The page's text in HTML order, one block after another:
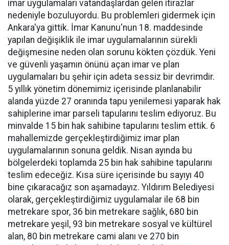
imar uygulamaları vatandaşlardan gelen itirazlar
nedeniyle bozuluyordu. Bu problemleri gidermek için
Ankara'ya gittik. İmar Kanunu'nun 18. maddesinde
yapılan değişiklik ile imar uygulamalarının sürekli
değişmesine neden olan sorunu kökten çözdük. Yeni
ve güvenli yaşamın önünü açan imar ve plan
uygulamaları bu şehir için adeta sessiz bir devrimdir.
5 yıllık yönetim dönemimiz içerisinde planlanabilir
alanda yüzde 27 oranında tapu yenilemesi yaparak hak
sahiplerine imar parseli tapularını teslim ediyoruz. Bu
minvalde 15 bin hak sahibine tapularını teslim ettik. 6
mahallemizde gerçekleştirdiğimiz imar plan
uygulamalarının sonuna geldik. Nisan ayında bu
bölgelerdeki toplamda 25 bin hak sahibine tapularını
teslim edeceğiz. Kısa süre içerisinde bu sayıyı 40
bine çıkaracağız son aşamadayız. Yıldırım Belediyesi
olarak, gerçekleştirdiğimiz uygulamalar ile 68 bin
metrekare spor, 36 bin metrekare sağlık, 680 bin
metrekare yeşil, 93 bin metrekare sosyal ve kültürel
alan, 80 bin metrekare cami alanı ve 270 bin